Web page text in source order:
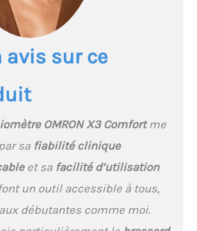
BRASSARD : le mauvais
placement du brassard
lectures inexactes.
des mesures précises
SUIVI DE LA SANTÉ
une fois votre tension
artérielle mesurée,
Comfort peut indiquer
avis sur ce
OMRON X3 Comfortme
sa fiabilité clinique
et sa facilité d’utilisation
un outil accessible à tous,
débutantes comme moi.